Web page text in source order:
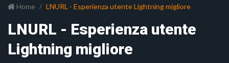
Home LNURL - Esperienza utente Lightning migliore
LNURL - Esperienza utente
Lightning migliore